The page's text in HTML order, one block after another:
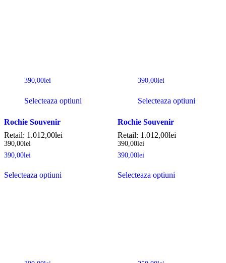
390,00lei
Selecteaza optiuni
Rochie Souvenir
Retail: 1.012,00lei
390,00lei
390,00lei
Selecteaza optiuni
390,00lei
Selecteaza optiuni
Rochie Souvenir
Retail: 1.012,00lei
390,00lei
390,00lei
Selecteaza optiuni